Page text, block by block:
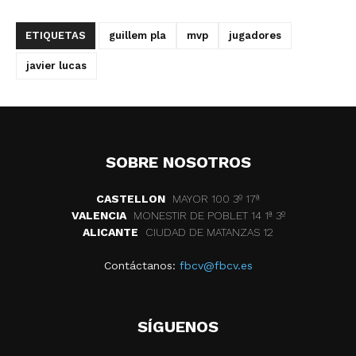
ETIQUETAS guillem pla mvp jugadores
javier lucas
SOBRE NOSOTROS
CASTELLON
MAYOR 100 3º 17ª
VALENCIA
MONESTIR DE POBLET 14 1ª 3º
ALICANTE
CIUDAD DE MATANZAS 12
Contáctanos: fbcv@fbcv.es
SÍGUENOS